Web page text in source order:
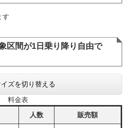
す
区間が1日乗り降り自由で
ズを切り替える
料金表
人数 販売額